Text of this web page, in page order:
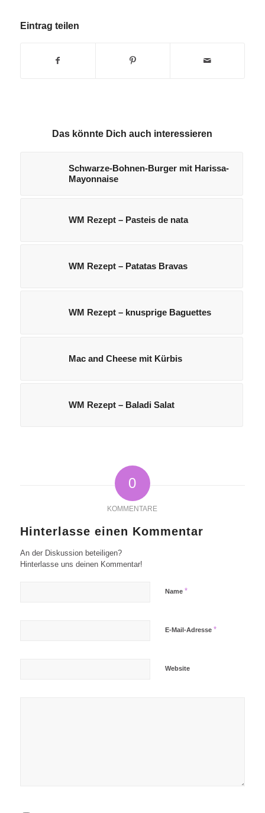
Eintrag teilen
Das könnte Dich auch interessieren
Schwarze-Bohnen-Burger mit Harissa-
Mayonnaise
WM Rezept – Pasteis de nata
WM Rezept – Patatas Bravas
WM Rezept – knusprige Baguettes
Mac and Cheese mit Kürbis
WM Rezept – Baladi Salat
0
KOMMENTARE
Hinterlasse einen Kommentar
An der Diskussion beteiligen?
Hinterlasse uns deinen Kommentar!
Name *
E-Mail-Adresse *
Website